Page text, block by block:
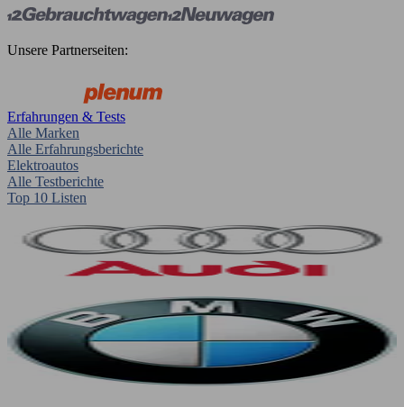
Unsere Partnerseiten:
Erfahrungen & Tests
Alle Marken
Alle Erfahrungsberichte
Elektroautos
Alle Testberichte
Top 10 Listen